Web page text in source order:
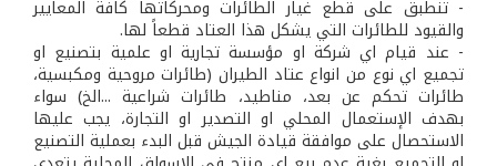
- تنطبق على قطع غيار الطائرات ومحركاتها كافة المعايير
والقيود للطائرات التي يشكل هذا العتاد قطعاً لها.
- عند قيام اي شركة او مؤسسة تجارية او علمية بتصنيع او
تجميع اي نوع من انواع عتاد الطيران (طائرات مروحية ومكبسية،
طائرات تحكم عن بعد، مناطيد، طائرات شراعية ...الخ) سواء
بهدف الإستعمال المحلي او التصدير او التجارة، يجب عليها
الاستحصال على موافقة قيادة الجيش قبل البدء بعملية التصنيع